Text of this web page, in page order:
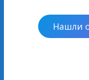
Нашли